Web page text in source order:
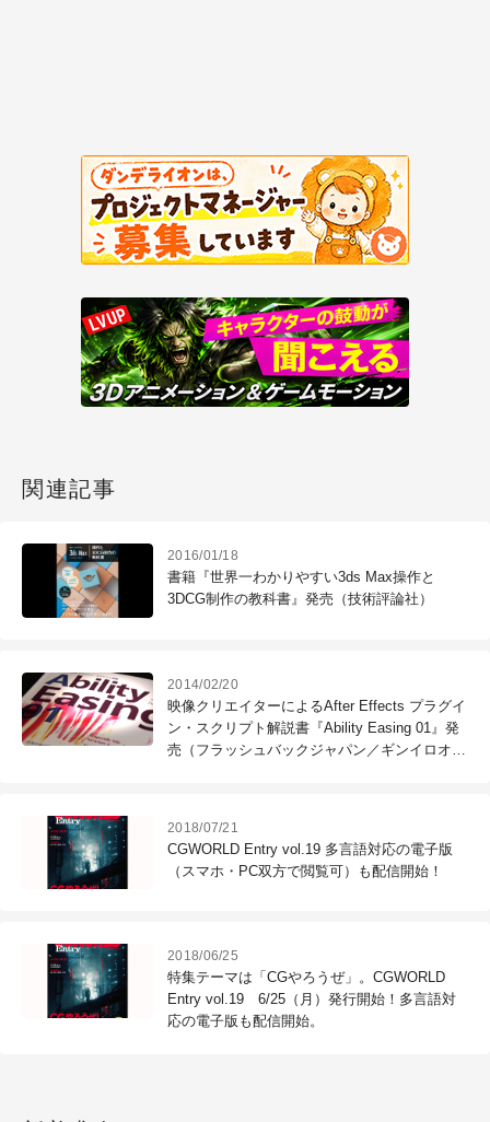
関連記事
2016/01/18
書籍『世界一わかりやすい3ds Max操作と
3DCG制作の教科書』発売（技術評論社）
2014/02/20
映像クリエイターによるAfter Effects プラグイ
ン・スクリプト解説書『Ability Easing 01』発
売（フラッシュバックジャパン／ギンイロオオ
2018/07/21
CGWORLD Entry vol.19 多言語対応の電子版
（スマホ・PC双方で閲覧可）も配信開始！
2018/06/25
特集テーマは「CGやろうぜ」。CGWORLD
Entry vol.19 6/25（月）発行開始！多言語対
応の電子版も配信開始。